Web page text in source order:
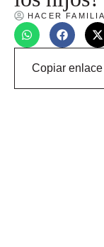
HACER FAMILIA
Copiar